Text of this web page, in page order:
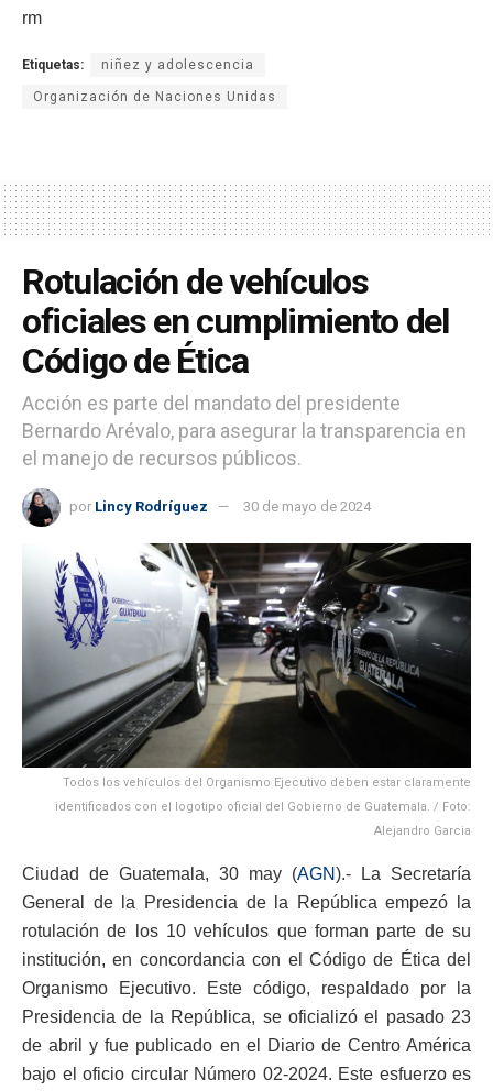
rm
Etiquetas: niñez y adolescencia
Organización de Naciones Unidas
Rotulación de vehículos
oficiales en cumplimiento del
Código de Ética
Acción es parte del mandato del presidente
Bernardo Arévalo, para asegurar la transparencia en
el manejo de recursos públicos.
por Lincy Rodríguez 30 de mayo de 2024
Todos los vehículos del Organismo Ejecutivo deben estar claramente
identificados con el logotipo oficial del Gobierno de Guatemala. / Foto:
Alejandro Garcia
Ciudad de Guatemala, 30 may (AGN).- La Secretaría
General de la Presidencia de la República empezó la
rotulación de los 10 vehículos que forman parte de su
institución, en concordancia con el Código de Ética del
Organismo Ejecutivo. Este código, respaldado por la
Presidencia de la República, se oficializó el pasado 23
de abril y fue publicado en el Diario de Centro América
bajo el oficio circular Número 02-2024. Este esfuerzo es